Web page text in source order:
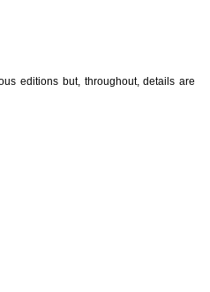
editions but, throughout, details are